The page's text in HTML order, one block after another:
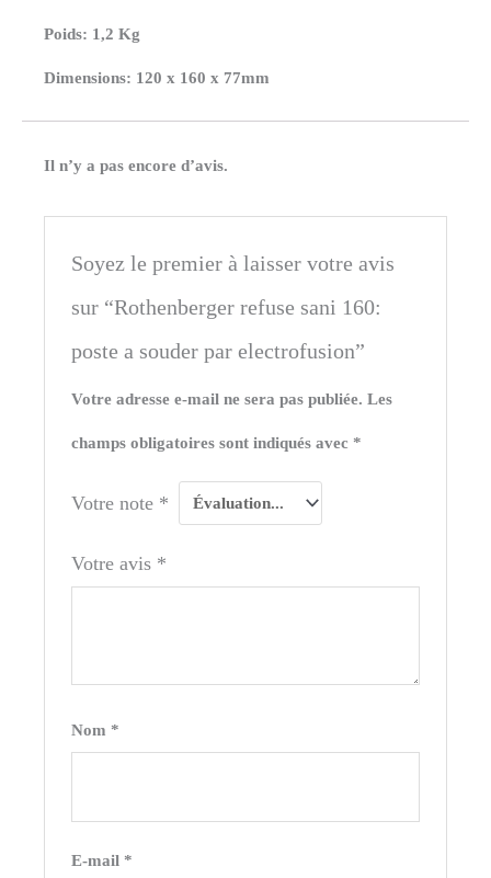
Poids: 1,2 Kg
Dimensions: 120 x 160 x 77mm
Il n’y a pas encore d’avis.
Soyez le premier à laisser votre avis
sur “Rothenberger refuse sani 160:
poste a souder par electrofusion”
Votre adresse e-mail ne sera pas publiée. Les
champs obligatoires sont indiqués avec *
Votre note *
Votre avis *
Nom *
E-mail *